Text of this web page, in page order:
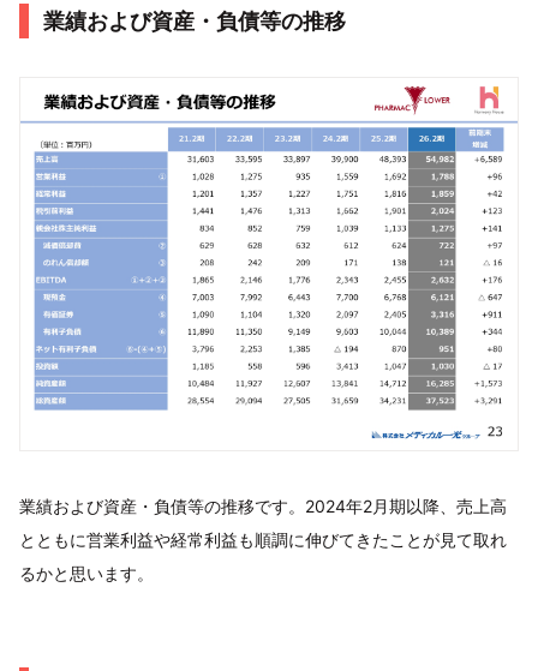
業績および資産・負債等の推移
業績および資産・負債等の推移です。2024年2月期以降、売上高
とともに営業利益や経常利益も順調に伸びてきたことが見て取れ
るかと思います。